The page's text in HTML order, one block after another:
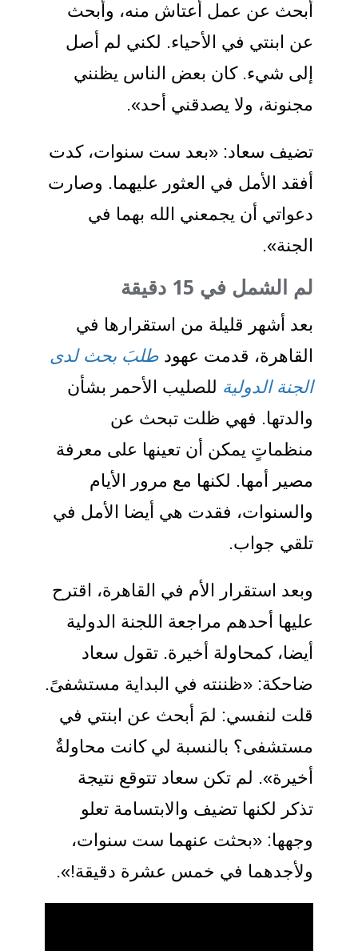
أبحث عن عمل أعتاش منه، وأبحث
عن ابنتي في الأحياء. لكني لم أصل
إلى شيء. كان بعض الناس يظنني
مجنونة، ولا يصدقني أحد».
تضيف سعاد: «بعد ست سنوات، كدت
أفقد الأمل في العثور عليهما. وصارت
دعواتي أن يجمعني الله بهما في
الجنة».
لم الشمل في 15 دقيقة
بعد أشهر قليلة من استقرارها في
القاهرة، قدمت عهود طلبَ بحث لدى
الجنة الدولية للصليب الأحمر بشأن
والدتها. فهي ظلت تبحث عن
منظماتٍ يمكن أن تعينها على معرفة
مصير أمها. لكنها مع مرور الأيام
والسنوات، فقدت هي أيضا الأمل في
تلقي جواب.
وبعد استقرار الأم في القاهرة، اقترح
عليها أحدهم مراجعة اللجنة الدولية
أيضا، كمحاولة أخيرة. تقول سعاد
ضاحكة: «ظننته في البداية مستشفىً.
قلت لنفسي: لمَ أبحث عن ابنتي في
مستشفى؟ بالنسبة لي كانت محاولةٌ
أخيرة». لم تكن سعاد تتوقع نتيجة
تذكر لكنها تضيف والابتسامة تعلو
وجهها: «بحثت عنهما ست سنوات،
ولأجدهما في خمس عشرة دقيقة!».